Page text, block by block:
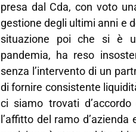
presa dal Cda, con voto
gestione degli ultimi anni e
situazione poi che si è
pandemia, ha reso
senza l’intervento di un
di fornire consistente
ci siamo trovati
l’affitto del ramo